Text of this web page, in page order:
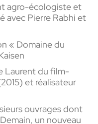
agro-écologiste et
avec Pierre Rabhi et
« Domaine du
Laurent du film-
et réalisateur
ouvrages dont
un nouveau